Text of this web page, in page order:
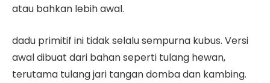
atau bahkan lebih awal.
dadu primitif ini tidak selalu sempurna kubus. Versi
awal dibuat dari bahan seperti tulang hewan,
terutama tulang jari tangan domba dan kambing.